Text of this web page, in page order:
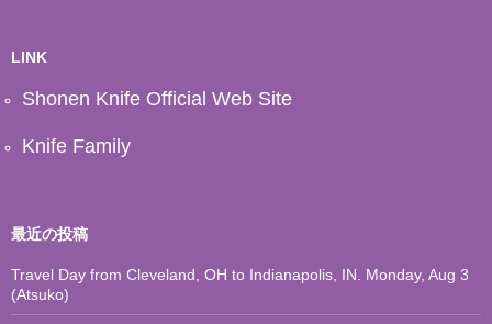
ブ
LINK
Shonen Knife Official Web Site
Knife Family
最近の投稿
Travel Day from Cleveland, OH to Indianapolis, IN. Monday, Aug 3
(Atsuko)